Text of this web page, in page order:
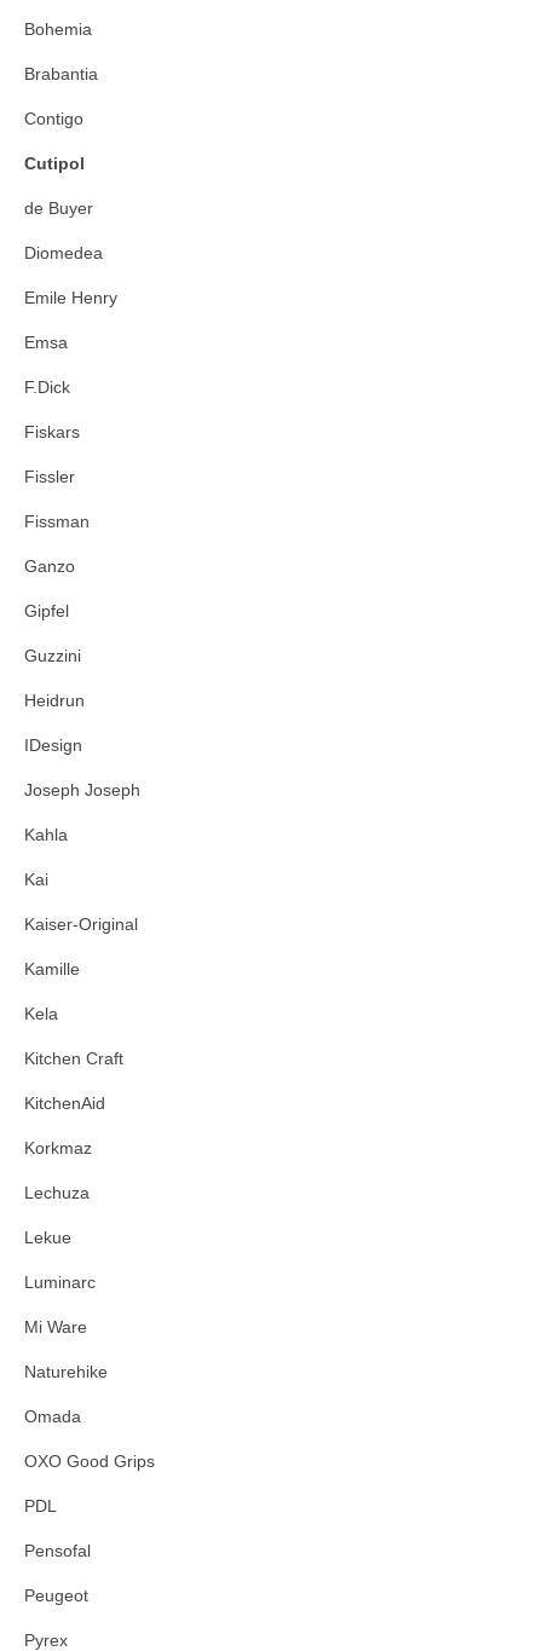
Bohemia
Brabantia
Contigo
Cutipol
de Buyer
Diomedea
Emile Henry
Emsa
F.Dick
Fiskars
Fissler
Fissman
Ganzo
Gipfel
Guzzini
Heidrun
IDesign
Joseph Joseph
Kahla
Kai
Kaiser-Original
Kamille
Kela
Kitchen Craft
KitchenAid
Korkmaz
Lechuza
Lekue
Luminarc
Mi Ware
Naturehike
Omada
OXO Good Grips
PDL
Pensofal
Peugeot
Pyrex